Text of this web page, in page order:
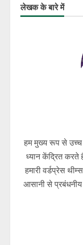
लेखक के बारे में
हम मुख्य रूप से उच्च
ध्यान केंद्रित करते
हमारी वर्डप्रेस
आसानी से प्रबंधनीय